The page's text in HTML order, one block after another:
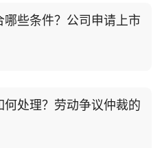
些条件？公司申请上市
处理？劳动争议仲裁的